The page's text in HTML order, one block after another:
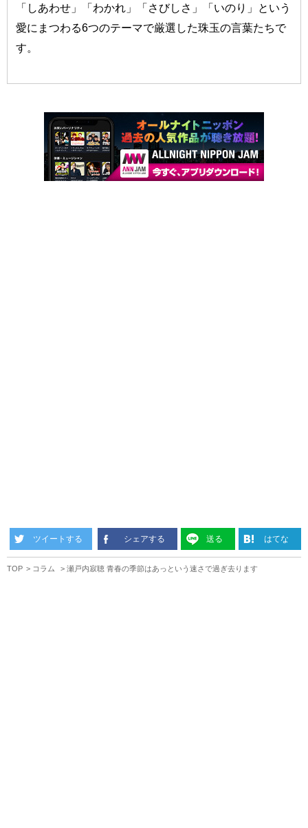
「しあわせ」「わかれ」「さびしさ」「いのり」という
愛にまつわる6つのテーマで厳選した珠玉の言葉たちで
す。
ツイートする シェアする 送る はてな
TOP コラム 瀬戸内寂聴 青春の季節はあっという速さで過ぎ去ります